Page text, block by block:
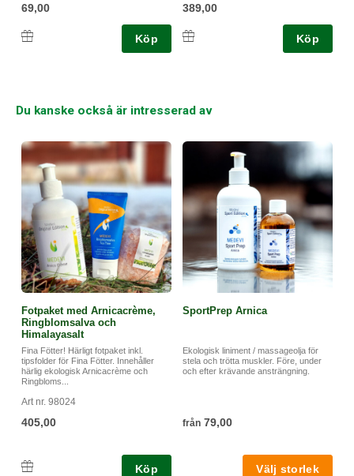
69,00
Köp
389,00
Köp
Du kanske också är intresserad av
Fotpaket med Arnicacrème,
Ringblomsalva och
Himalayasalt
Fina Fötter! Härligt fotpaket inkl.
tipsfolder för Fina Fötter. Innehåller
härlig ekologisk Arnicacrème och
Ringbloms...
Art nr. 98024
405,00
Köp
SportPrep Arnica
Ekologisk liniment / massageolja för
stela och trötta muskler. Före, under
och efter krävande ansträngning.
från 79,00